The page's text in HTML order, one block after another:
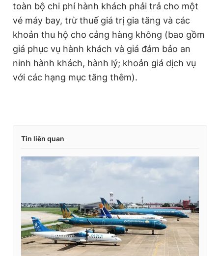
toàn bộ chi phí hành khách phải trả cho một
vé máy bay, trừ thuế giá trị gia tăng và các
khoản thu hộ cho cảng hàng không (bao gồm
giá phục vụ hành khách và giá đảm bảo an
ninh hành khách, hành lý; khoản giá dịch vụ
với các hạng mục tăng thêm).
Tin liên quan